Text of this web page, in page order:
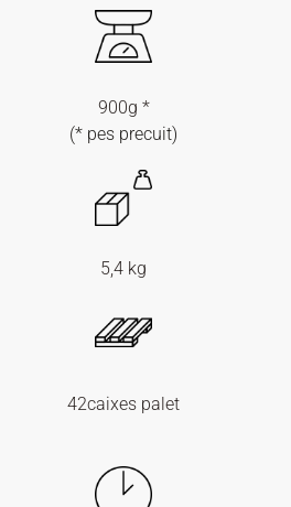
900g *
(* pes precuit)
5,4 kg
42caixes palet